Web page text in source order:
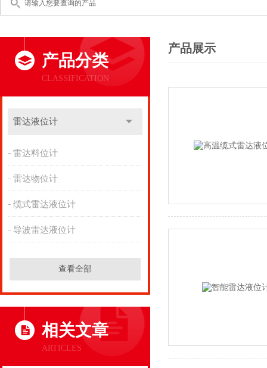
产品分类
CLASSIFICATION
雷达液位计
雷达料位计
雷达物位计
缆式雷达液位计
导波雷达液位计
查看全部
相关文章
ARTICLES
产品展示